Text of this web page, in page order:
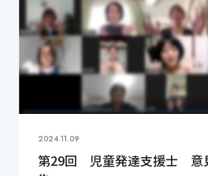
2024.11.09
第29回 児童発達支援士 意